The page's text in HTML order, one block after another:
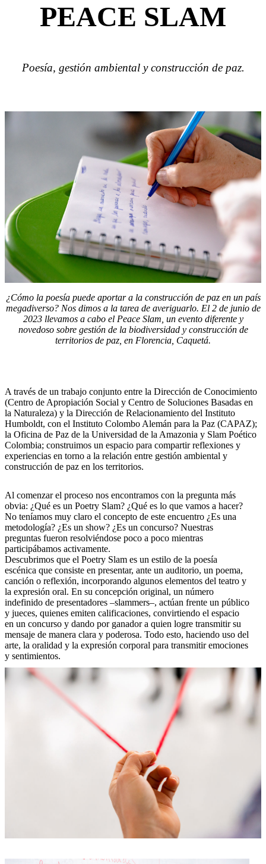
PEACE SLAM
Poesía, gestión ambiental y construcción de paz.
¿Cómo la poesía puede aportar a la construcción de paz en un país
megadiverso? Nos dimos a la tarea de averiguarlo. El 2 de junio de
2023 llevamos a cabo el Peace Slam, un evento diferente y
novedoso sobre gestión de la biodiversidad y construcción de
territorios de paz, en Florencia, Caquetá.
A través de un trabajo conjunto entre la Dirección de Conocimiento
(Centro de Apropiación Social y Centro de Soluciones Basadas en
la Naturaleza) y la Dirección de Relacionamiento del Instituto
Humboldt, con el Instituto Colombo Alemán para la Paz (CAPAZ);
la Oficina de Paz de la Universidad de la Amazonia y Slam Poético
Colombia; construimos un espacio para compartir reflexiones y
experiencias en torno a la relación entre gestión ambiental y
construcción de paz en los territorios.
Al comenzar el proceso nos encontramos con la pregunta más
obvia: ¿Qué es un Poetry Slam? ¿Qué es lo que vamos a hacer?
No teníamos muy claro el concepto de este encuentro ¿Es una
metodología? ¿Es un show? ¿Es un concurso? Nuestras
preguntas fueron resolviéndose poco a poco mientras
participábamos activamente.
Descubrimos que el Poetry Slam es un estilo de la poesía
escénica que consiste en presentar, ante un auditorio, un poema,
canción o reflexión, incorporando algunos elementos del teatro y
la expresión oral. En su concepción original, un número
indefinido de presentadores –slammers–, actúan frente un público
y jueces, quienes emiten calificaciones, convirtiendo el espacio
en un concurso y dando por ganador a quien logre transmitir su
mensaje de manera clara y poderosa. Todo esto, haciendo uso del
arte, la oralidad y la expresión corporal para transmitir emociones
y sentimientos.